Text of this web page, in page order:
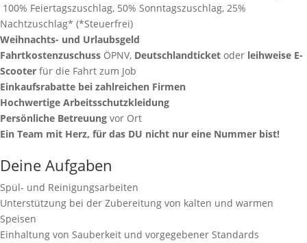
100% Feiertagszuschlag, 50% Sonntagszuschlag, 25%
Nachtzuschlag* (*Steuerfrei)
Weihnachts- und Urlaubsgeld
Fahrtkostenzuschuss ÖPNV, Deutschlandticket oder leihweise E-
Scooter für die Fahrt zum Job
Einkaufsrabatte bei zahlreichen Firmen
Hochwertige Arbeitsschutzkleidung
Persönliche Betreuung vor Ort
Ein Team mit Herz, für das DU nicht nur eine Nummer bist!
Deine Aufgaben
Spül- und Reinigungsarbeiten
Unterstützung bei der Zubereitung von kalten und warmen
Speisen
Einhaltung von Sauberkeit und vorgegebener Standards